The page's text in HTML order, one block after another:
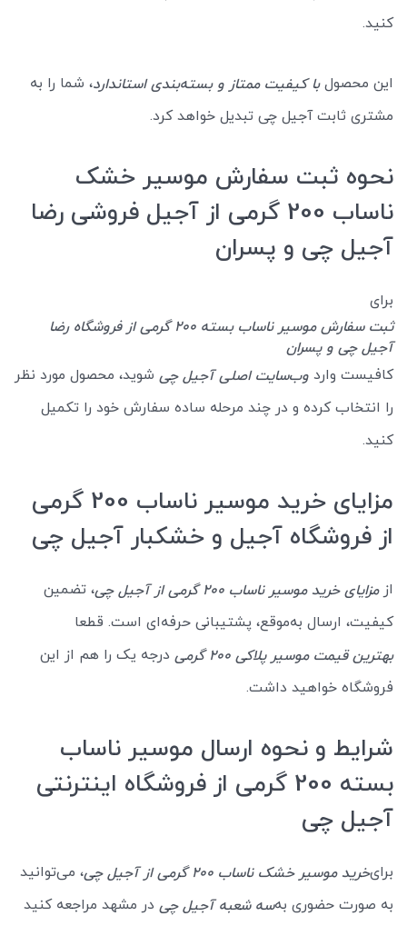
کنید.
این محصولبا کیفیت ممتاز و بسته‌بندی استاندارد، شما را به
مشتری ثابت آجیل چی تبدیل خواهد کرد.
نحوه ثبت سفارش موسیر خشک
ناساب 200 گرمی از آجیل فروشی رضا
آجیل چی و پسران
برای
ثبت سفارش موسیر ناساب بسته 200 گرمی از فروشگاه رضا
آجیل چی و پسران
کافیست وارد وب‌سایت اصلی آجیل چی شوید، محصول مورد نظر
را انتخاب کرده و در چند مرحله ساده سفارش خود را تکمیل
کنید.
مزایای خرید موسیر ناساب 200 گرمی
از فروشگاه آجیل و خشکبار آجیل چی
ازمزایای خرید موسیر ناساب 200 گرمی از آجیل چی
، تضمین
کیفیت، ارسال به‌موقع، پشتیبانی حرفه‌ای است. قطعا
بهترین قیمت موسیر پلاکی 200 گرمی
درجه یک را هم از این
فروشگاه خواهید داشت.
شرایط و نحوه ارسال موسیر ناساب
بسته 200 گرمی از فروشگاه اینترنتی
آجیل چی
برایخرید موسیر خشک ناساب 200 گرمی از آجیل چی
، می‌توانید
به صورت حضوری بهسه شعبه آجیل چی در مشهد مراجعه کنید